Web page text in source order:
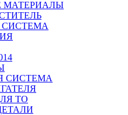
МАТЕРИАЛЫ
СИСТЕМА
ТО